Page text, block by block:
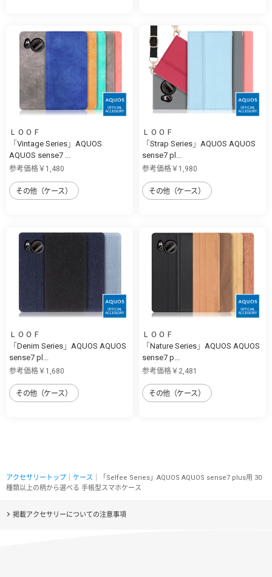
ＬＯＯＦ
「Vintage Series」AQUOS
AQUOS sense7 ...
参考価格￥1,480
その他（ケース）
ＬＯＯＦ
「Strap Series」AQUOS AQUOS
sense7 pl...
参考価格￥1,980
その他（ケース）
ＬＯＯＦ
「Denim Series」AQUOS AQUOS
sense7 pl...
参考価格￥1,680
その他（ケース）
ＬＯＯＦ
「Nature Series」AQUOS AQUOS
sense7 p...
参考価格￥2,481
その他（ケース）
アクセサリートップ ケース ｜「Selfee Series」AQUOS AQUOS sense7 plus用 30
種類以上の柄から選べる 手帳型スマホケース
掲載アクセサリーについての注意事項